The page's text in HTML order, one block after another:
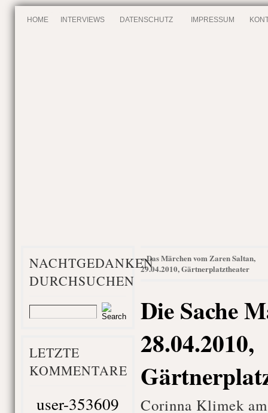
HOME INTERVIEWS DATENSCHUTZ IMPRESSUM
NACHTGEDANKEN
DURCHSUCHEN
LETZTE
KOMMENTARE
user-353609
«Das Märchen vom Zaren Saltan,
29.04.2010, Gärtnerplatztheater
Die Sache
28.04.2010,
Corinna Klimek